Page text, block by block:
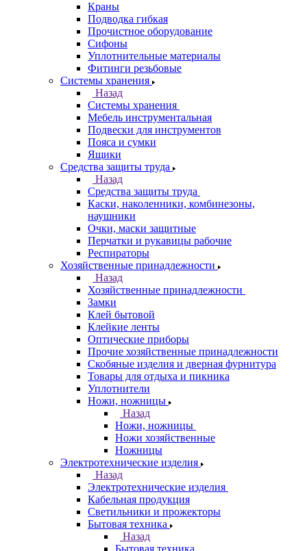
Краны
Подводка гибкая
Прочистное оборудование
Сифоны
Уплотнительные материалы
Фитинги резьбовые
Системы хранения
Назад
Системы хранения
Мебель инструментальная
Подвески для инструментов
Пояса и сумки
Ящики
Средства защиты труда
Назад
Средства защиты труда
Каски, наколенники, комбинезоны,
наушники
Очки, маски защитные
Перчатки и рукавицы рабочие
Респираторы
Хозяйственные принадлежности
Назад
Хозяйственные принадлежности
Замки
Клей бытовой
Клейкие ленты
Оптические приборы
Прочие хозяйственные принадлежности
Скобяные изделия и дверная фурнитура
Товары для отдыха и пикника
Уплотнители
Ножи, ножницы
Назад
Ножи, ножницы
Ножи хозяйственные
Ножницы
Электротехнические изделия
Назад
Электротехнические изделия
Кабельная продукция
Светильники и прожекторы
Бытовая техника
Назад
Бытовая техника